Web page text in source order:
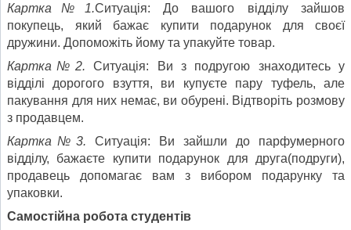
Картка№1.Ситуація: До вашого відділу зайшов
покупець, який бажає купити подарунок для своєї
дружини. Допоможіть йому та упакуйте товар.
Картка№2. Ситуація: Ви з подругою знаходитесь у
відділі дорогого взуття, ви купуєте пару туфель, але
пакування для них немає, ви обурені. Відтворіть розмову
з продавцем.
Картка№3. Ситуація: Ви зайшли до парфумерного
відділу, бажаєте купити подарунок для друга(подруги),
продавець допомагає вам з вибором подарунку та
упаковки.
Самостійна робота студентів